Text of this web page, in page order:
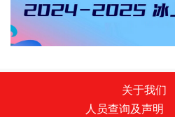
关于我们
人员查询及声明